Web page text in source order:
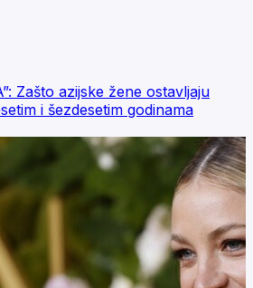
Zašto azijske žene ostavljaju
i šezdesetim godinama